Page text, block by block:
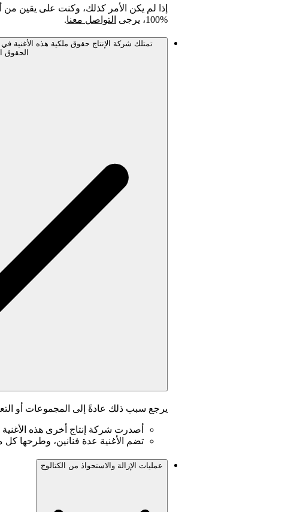
إذا لم يكن الأمر كذلك، وكنت على يقين من
%100، يرجى
التواصل معنا.
تمتلك شركة الإنتاج حقوق ملكية هذه الأغنية
الحقوق
يرجع سبب ذلك عادةً إلى المجموعات أو
أصدرت شركة إنتاج أخرى هذه
تضم الأغنية عدة فنانين، وطرحها
عمليات الإزالة والاستحواذ من الكتالوج